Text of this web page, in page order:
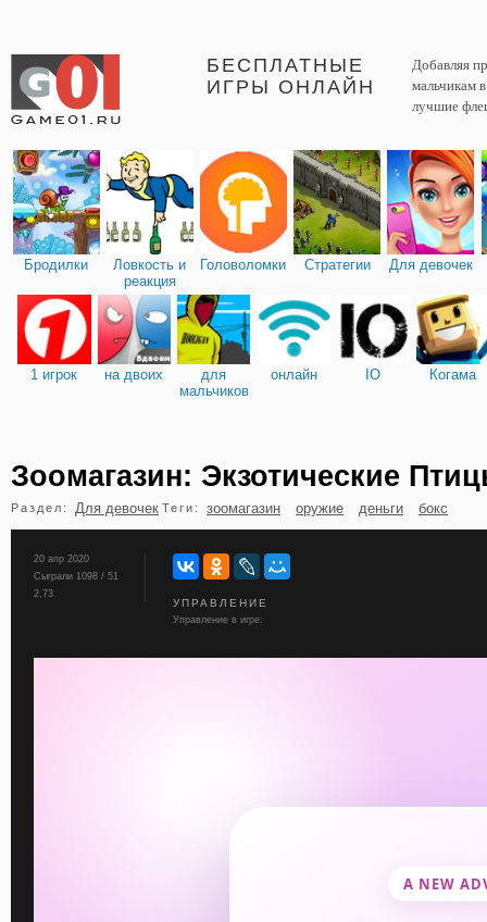
БЕСПЛАТНЫЕ
ИГРЫ ОНЛАЙН
Добавляя
мальчикам
лучшие
Бродилки
Ловкость и
реакция
Головоломки Стратегии Для девочек
1 игрок на двоих
для
мальчиков
онлайн IO Когама
бильярд карты
Зоомагазин: Экзотические
Раздел: Для девочек Теги: зоомагазин оружие деньги бокс
20 апр 2020
Сыграли 1098 / 51
2,73
УПРАВЛЕНИЕ
Управление в игре: